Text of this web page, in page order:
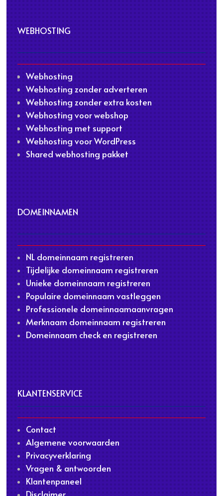
WEBHOSTING
Webhosting
Webhosting zonder adverteren
Webhosting zonder extra kosten
Webhosting voor webshop
Webhosting met support
Webhosting voor WordPress
Shared webhosting pakket
DOMEINNAMEN
NL domeinnaam registreren
Tijdelijke domeinnaam registreren
Unieke domeinnaam registreren
Populaire domeinnaam vastleggen
Professionele domeinnaamaanvragen
Merknaam domeinnaam registreren
Domeinnaam check en registreren
KLANTENSERVICE
Contact
Algemene voorwaarden
Privacyverklaring
Vragen & antwoorden
Klantenpaneel